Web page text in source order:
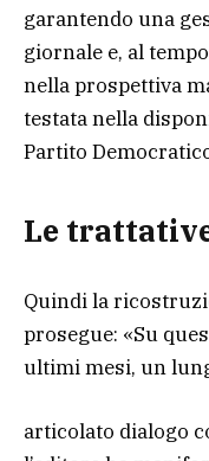
garantendo una
giornale e, al
nella prospettiva
testata nella
Partito
Le
Quindi la
prosegue: «Su
ultimi mesi, un
articolato dialogo